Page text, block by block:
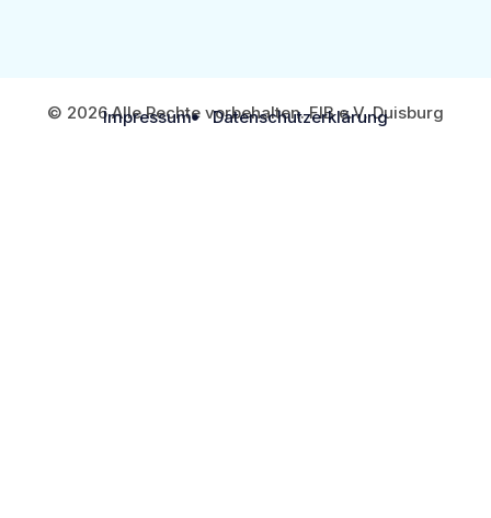
© 2026 Alle Rechte vorbehalten. FIB e.V. Duisburg
Impressum Datenschutzerklärung